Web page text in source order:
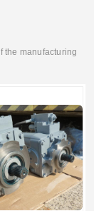
the manufacturing